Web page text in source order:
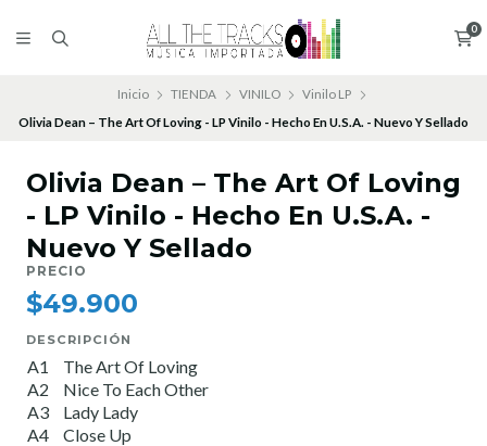
0
Inicio TIENDA VINILO
Vinilo LP
Olivia Dean – The Art Of Loving - LP Vinilo - Hecho En U.S.A. - Nuevo Y Sellado
Olivia Dean – The Art Of Loving
- LP Vinilo - Hecho En U.S.A. -
Nuevo Y Sellado
PRECIO
$49.900
DESCRIPCIÓN
A1
The Art Of Loving
A2
Nice To Each Other
A3
Lady Lady
A4
Close Up